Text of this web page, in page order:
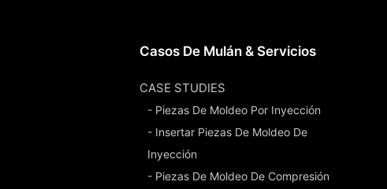
Casos De Mulán & Servicios
CASE STUDIES
- Piezas De Moldeo Por Inyección
- Insertar Piezas De Moldeo De
Inyección
- Piezas De Moldeo De Compresión